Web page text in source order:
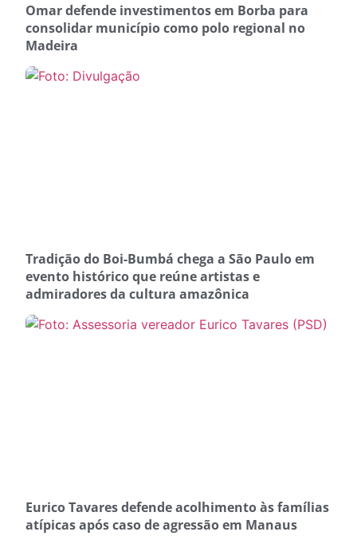
Omar defende investimentos em Borba para
consolidar município como polo regional no
Madeira
Tradição do Boi-Bumbá chega a São Paulo em
evento histórico que reúne artistas e
admiradores da cultura amazônica
Eurico Tavares defende acolhimento às famílias
atípicas após caso de agressão em Manaus